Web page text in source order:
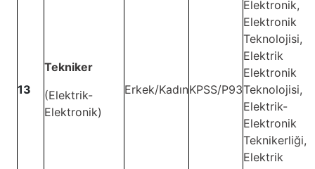
13
Tekniker
(Elektrik-
Elektronik)
Erkek/KadınKPSS/P93
Elektronik,
Elektronik
Teknolojisi,
Elektrik
Elektronik
Teknolojisi,
Elektrik-
Elektronik
Teknikerliği,
Elektrik